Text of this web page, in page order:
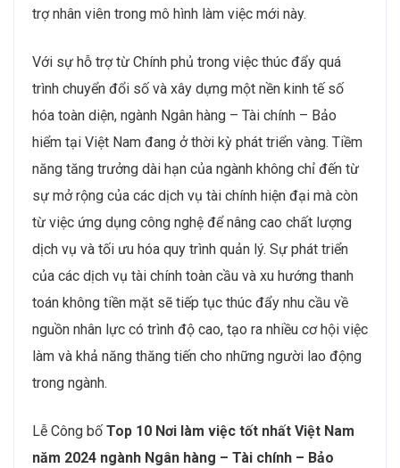
trợ nhân viên trong mô hình làm việc mới này.
Với sự hỗ trợ từ Chính phủ trong việc thúc đẩy quá
trình chuyển đổi số và xây dựng một nền kinh tế số
hóa toàn diện, ngành Ngân hàng – Tài chính – Bảo
hiểm tại Việt Nam đang ở thời kỳ phát triển vàng. Tiềm
năng tăng trưởng dài hạn của ngành không chỉ đến từ
sự mở rộng của các dịch vụ tài chính hiện đại mà còn
từ việc ứng dụng công nghệ để nâng cao chất lượng
dịch vụ và tối ưu hóa quy trình quản lý. Sự phát triển
của các dịch vụ tài chính toàn cầu và xu hướng thanh
toán không tiền mặt sẽ tiếp tục thúc đẩy nhu cầu về
nguồn nhân lực có trình độ cao, tạo ra nhiều cơ hội việc
làm và khả năng thăng tiến cho những người lao động
trong ngành.
Lễ Công bố Top 10 Nơi làm việc tốt nhất Việt Nam
năm 2024 ngành Ngân hàng – Tài chính – Bảo